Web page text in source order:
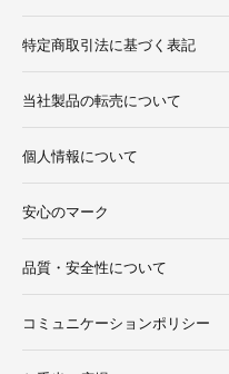
特定商取引法に基づく表記
当社製品の転売について
個人情報について
安心のマーク
品質・安全性について
コミュニケーションポリシー